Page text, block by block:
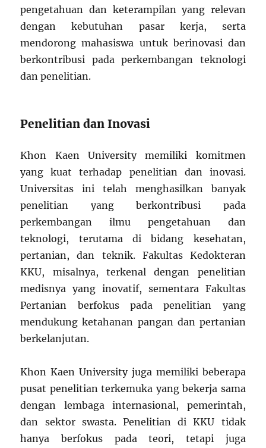
pengetahuan dan keterampilan yang relevan
dengan kebutuhan pasar kerja, serta
mendorong mahasiswa untuk berinovasi dan
berkontribusi pada perkembangan teknologi
dan penelitian.
Penelitian dan Inovasi
Khon Kaen University memiliki komitmen
yang kuat terhadap penelitian dan inovasi.
Universitas ini telah menghasilkan banyak
penelitian yang berkontribusi pada
perkembangan ilmu pengetahuan dan
teknologi, terutama di bidang kesehatan,
pertanian, dan teknik. Fakultas Kedokteran
KKU, misalnya, terkenal dengan penelitian
medisnya yang inovatif, sementara Fakultas
Pertanian berfokus pada penelitian yang
mendukung ketahanan pangan dan pertanian
berkelanjutan.
Khon Kaen University juga memiliki beberapa
pusat penelitian terkemuka yang bekerja sama
dengan lembaga internasional, pemerintah,
dan sektor swasta. Penelitian di KKU tidak
hanya berfokus pada teori, tetapi juga